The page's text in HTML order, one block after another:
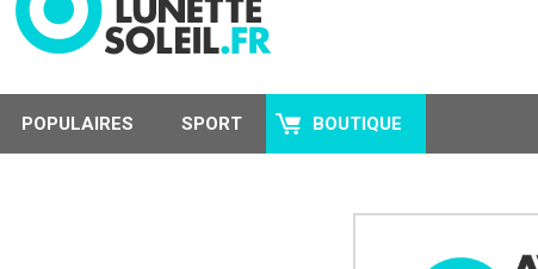
POPULAIRES SPORT BOUTIQUE